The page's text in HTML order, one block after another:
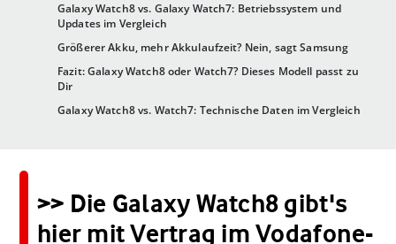
Galaxy Watch8 vs. Galaxy Watch7: Betriebssystem und
Updates im Vergleich
Größerer Akku, mehr Akkulaufzeit? Nein, sagt Samsung
Fazit: Galaxy Watch8 oder Watch7? Dieses Modell passt zu
Dir
Galaxy Watch8 vs. Watch7: Technische Daten im Vergleich
>> Die Galaxy Watch8 gibt's
hier mit Vertrag im Vodafone-